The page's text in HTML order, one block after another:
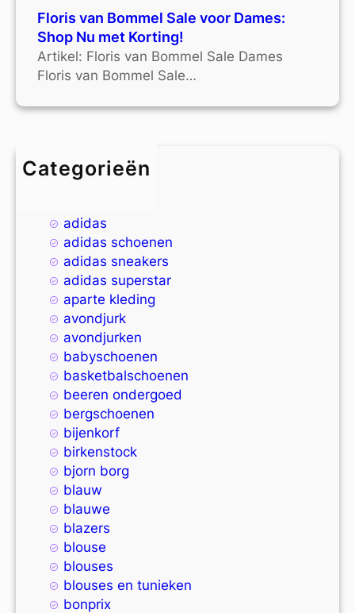
Floris van Bommel Sale voor Dames:
Shop Nu met Korting!
Artikel: Floris van Bommel Sale Dames
Floris van Bommel Sale…
Categorieën
4xl
adidas
adidas schoenen
adidas sneakers
adidas superstar
aparte kleding
avondjurk
avondjurken
babyschoenen
basketbalschoenen
beeren ondergoed
bergschoenen
bijenkorf
birkenstock
bjorn borg
blauw
blauwe
blazers
blouse
blouses
blouses en tunieken
bonprix